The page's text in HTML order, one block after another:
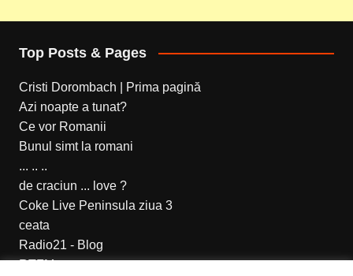
Top Posts & Pages
Cristi Dorombach | Prima pagină
Azi noapte a tunat?
Ce vor Romanii
Bunul simt la romani
... .. ..
de craciun ... love ?
Coke Live Peninsula ziua 3
ceata
Radio21 - Blog
RTFM